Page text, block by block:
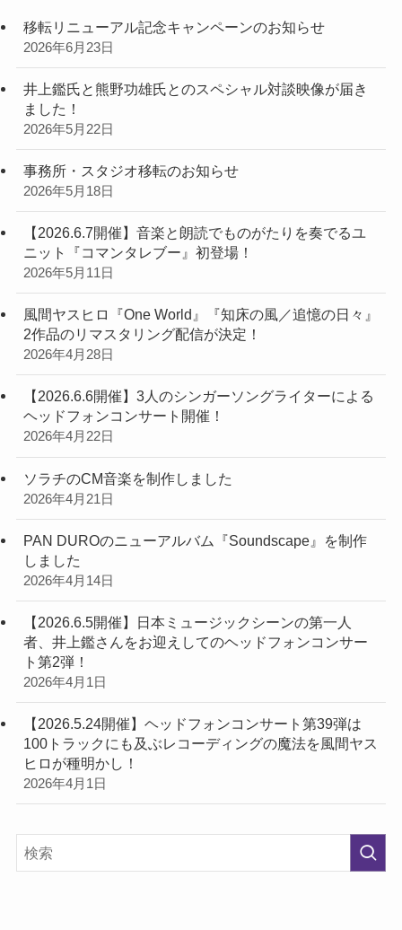
移転リニューアル記念キャンペーンのお知らせ
2026年6月23日
井上鑑氏と熊野功雄氏とのスペシャル対談映像が届き
ました！
2026年5月22日
事務所・スタジオ移転のお知らせ
2026年5月18日
【2026.6.7開催】音楽と朗読でものがたりを奏でるユ
ニット『コマンタレブー』初登場！
2026年5月11日
風間ヤスヒロ『One World』『知床の風／追憶の日々』
2作品のリマスタリング配信が決定！
2026年4月28日
【2026.6.6開催】3人のシンガーソングライターによる
ヘッドフォンコンサート開催！
2026年4月22日
ソラチのCM音楽を制作しました
2026年4月21日
PAN DUROのニューアルバム『Soundscape』を制作
しました
2026年4月14日
【2026.6.5開催】日本ミュージックシーンの第一人
者、井上鑑さんをお迎えしてのヘッドフォンコンサー
ト第2弾！
2026年4月1日
【2026.5.24開催】ヘッドフォンコンサート第39弾は
100トラックにも及ぶレコーディングの魔法を風間ヤス
ヒロが種明かし！
2026年4月1日